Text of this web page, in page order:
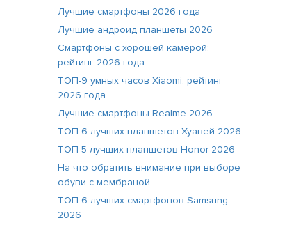
Лучшие смартфоны 2026 года
Лучшие андроид планшеты 2026
Смартфоны с хорошей камерой:
рейтинг 2026 года
ТОП-9 умных часов Xiaomi: рейтинг
2026 года
Лучшие смартфоны Realme 2026
ТОП-6 лучших планшетов Хуавей 2026
ТОП-5 лучших планшетов Honor 2026
На что обратить внимание при выборе
обуви с мембраной
ТОП-6 лучших смартфонов Samsung
2026